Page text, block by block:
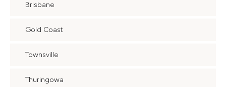
Brisbane
Gold Coast
Townsville
Thuringowa